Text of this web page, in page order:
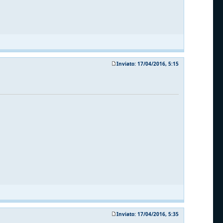
Inviato: 17/04/2016, 5:15
Inviato: 17/04/2016, 5:35